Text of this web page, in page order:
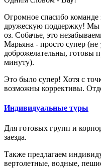
Огромное спасибо команде
дружескую поддержку! Мы
оз. Собачье, это
Марьяна - просто супер
доброжелательны, готовы
минуту).
Это было супер! Хотя с
возможны коррективы.
Индивидуальные туры
Для готовых групп и
заезда.
Также предлагаем
вертолетные, водные,